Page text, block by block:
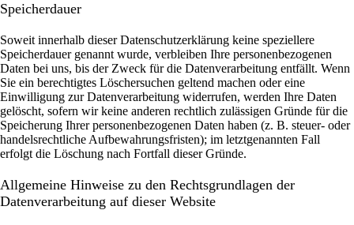
Speicherdauer
Soweit innerhalb dieser Datenschutzerklärung keine speziellere
Speicherdauer genannt wurde, verbleiben Ihre personenbezogenen
Daten bei uns, bis der Zweck für die Datenverarbeitung entfällt. Wenn
Sie ein berechtigtes Löschersuchen geltend machen oder eine
Einwilligung zur Datenverarbeitung widerrufen, werden Ihre Daten
gelöscht, sofern wir keine anderen rechtlich zulässigen Gründe für die
Speicherung Ihrer personenbezogenen Daten haben (z. B. steuer- oder
handelsrechtliche Aufbewahrungsfristen); im letztgenannten Fall
erfolgt die Löschung nach Fortfall dieser Gründe.
Allgemeine Hinweise zu den Rechtsgrundlagen der
Datenverarbeitung auf dieser Website